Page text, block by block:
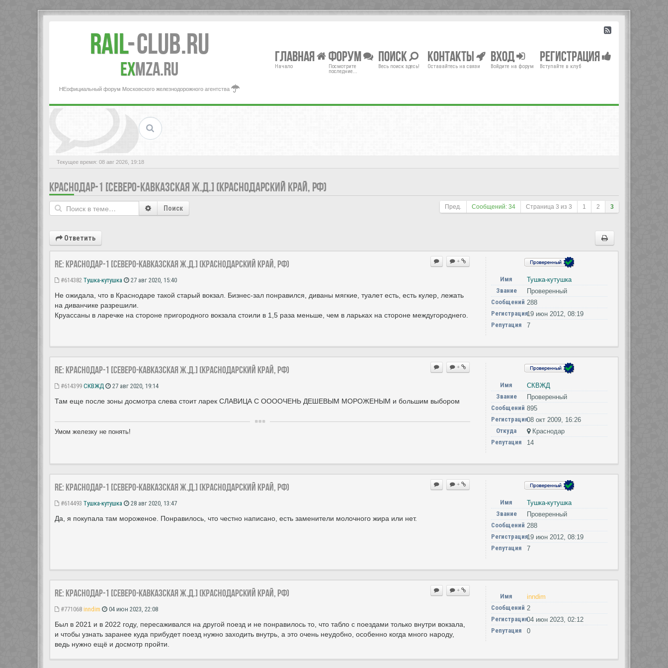
Rail-Club.RU
exMZA.RU
НЕофициальный форум Московского железнодорожного агентства
Главная
Начало
Форум
Посмотрите
последние...
Поиск
Весь поиск здесь!
Контакты
Оставайтесь на связи
Вход
Войдите на форум
Регистрация
Вступайте в клуб
Текущее время: 08 авг 2026, 19:18
КРАСНОДАР-1 [СЕВЕРО-КАВКАЗСКАЯ Ж.Д.] (КРАСНОДАРСКИЙ КРАЙ, РФ)
Пред. Сообщений: 34 Страница 3 из 3 1 2 3
Поиск
Ответить
+
Re: Краснодар-1 [Северо-Кавказская ж.д.] (Краснодарский край, РФ)
#614382 Тушка-кутушка 27 авг 2020, 15:40
Не ожидала, что в Краснодаре такой старый вокзал. Бизнес-зал понравился, диваны мягкие, туалет есть, есть кулер, лежать
на диванчике разрешили.
Круассаны в ларечке на стороне пригородного вокзала стоили в 1,5 раза меньше, чем в ларьках на стороне междугороднего.
Имя
Тушка-кутушка
Звание
Проверенный
Сообщений 288
Регистрация19 июн 2012, 08:19
Репутация
7
+
Re: Краснодар-1 [Северо-Кавказская ж.д.] (Краснодарский край, РФ)
#614399 СКВЖД 27 авг 2020, 19:14
Там еще после зоны досмотра слева стоит ларек СЛАВИЦА С ООООЧЕНЬ ДЕШЕВЫМ МОРОЖЕНЫМ и большим выбором
Умом железку не понять!
Имя
СКВЖД
Звание
Проверенный
Сообщений 895
Регистрация08 окт 2009, 16:26
Откуда
Краснодар
Репутация
14
+
Re: Краснодар-1 [Северо-Кавказская ж.д.] (Краснодарский край, РФ)
#614493 Тушка-кутушка 28 авг 2020, 13:47
Да, я покупала там мороженое. Понравилось, что честно написано, есть заменители молочного жира или нет.
Имя
Тушка-кутушка
Звание
Проверенный
Сообщений 288
Регистрация19 июн 2012, 08:19
Репутация
7
+
Re: Краснодар-1 [Северо-Кавказская ж.д.] (Краснодарский край, РФ)
#771068 inndim 04 июн 2023, 22:08
Был в 2021 и в 2022 году, пересаживался на другой поезд и не понравилось то, что табло с поездами только внутри вокзала,
и чтобы узнать заранее куда прибудет поезд нужно заходить внутрь, а это очень неудобно, особенно когда много народу,
ведь нужно ещё и досмотр пройти.
Имя
inndim
Сообщений 2
Регистрация04 июн 2023, 02:12
Репутация
0